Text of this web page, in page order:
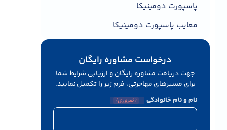
پاسپورت دومینیکا
معایب پاسپورت دومینیکا
درخواست مشاوره رایگان
جهت دریافت مشاوره رایگان و ارزیابی شرایط شما
برای مسیرهای مهاجرتی، فرم زیر را تکمیل نمایید.
نام و نام خانوادگی (ضروری)